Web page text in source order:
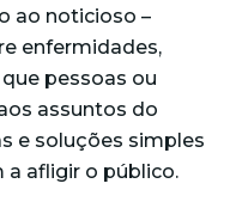
ao noticioso –
enfermidades,
pessoas ou
assuntos do
e soluções simples
a afligir o público.